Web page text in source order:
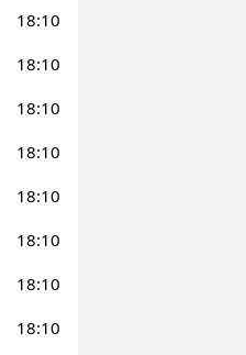
18:10
18:10
18:10
18:10
18:10
18:10
18:10
18:10